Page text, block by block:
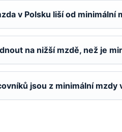
v Polsku liší od minimální
na nižší mzdě, než je
jsou z minimální mzdy